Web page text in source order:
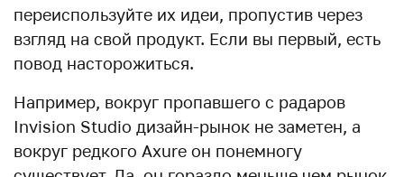
переиспользуйте их идеи, пропустив через
взгляд на свой продукт. Если вы первый, есть
повод насторожиться.
Например, вокруг пропавшего с радаров
Invision Studio дизайн-рынок не заметен, а
вокруг редкого Axure он понемногу